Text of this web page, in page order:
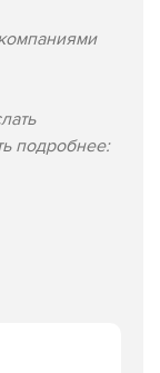
подробнее: